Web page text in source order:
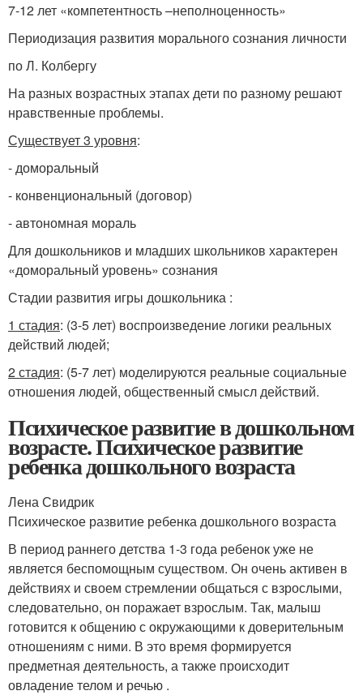
7-12 лет «компетентность –неполноценность»
Периодизация развития морального сознания личности
по Л. Колбергу
На разных возрастных этапах дети по разному решают
нравственные проблемы.
Существует 3 уровня:
- доморальный
- конвенциональный (договор)
- автономная мораль
Для дошкольников и младших школьников характерен
«доморальный уровень» сознания
Стадии развития игры дошкольника :
1 стадия: (3-5 лет) воспроизведение логики реальных
действий людей;
2 стадия: (5-7 лет) моделируются реальные социальные
отношения людей, общественный смысл действий.
Психическое развитие в дошкольном
возрасте. Психическое развитие
ребенка дошкольного возраста
Лена Свидрик
Психическое развитие ребенка дошкольного возраста
В период раннего детства 1-3 года ребенок уже не
является беспомощным существом. Он очень активен в
действиях и своем стремлении общаться с взрослыми,
следовательно, он поражает взрослым. Так, малыш
готовится к общению с окружающими к доверительным
отношениям с ними. В это время формируется
предметная деятельность, а также происходит
овладение телом и речью .